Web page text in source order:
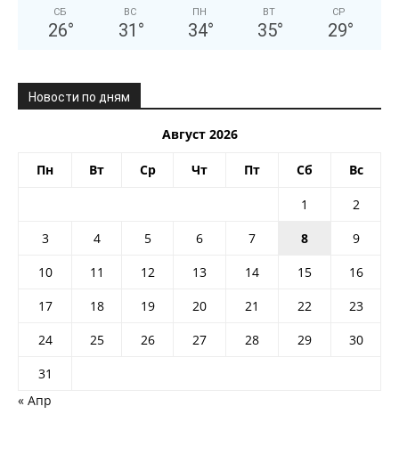
СБ
26°
ВС
31 °
ПН
34°
ВТ
35°
СР
29°
Новости по дням
Август 2026
Пн Вт Ср Чт Пт Сб Вс
1
2
3
4 5 6 7 8
9
10
11 12 13 14 15
16
17
18 19 20 21 22
23
24
25 26 27 28 29
30
31
« Апр